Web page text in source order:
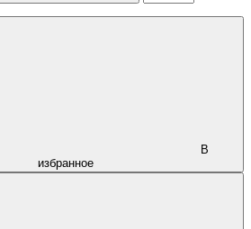
В
избранное